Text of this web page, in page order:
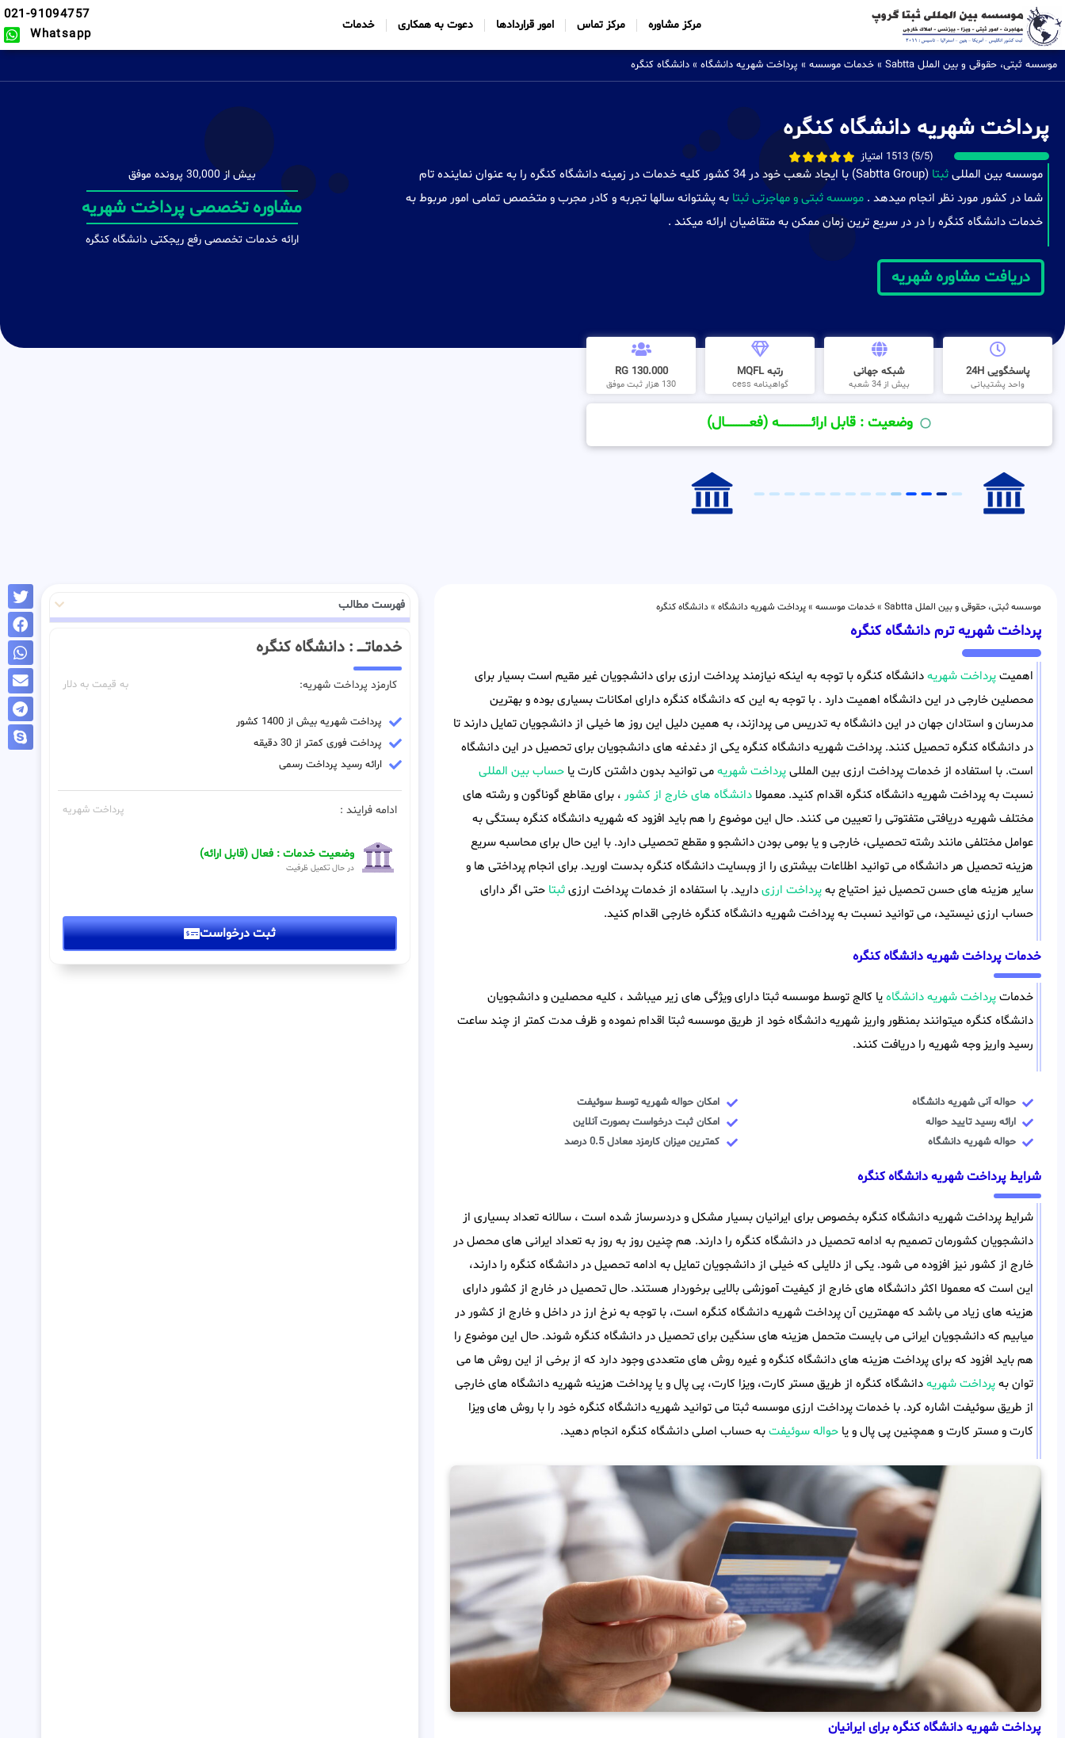
مرکز مشاوره مرکز تماس امور قراردادها دعوت به همکاری خدمات
021-91094757
Whatsapp
موسسه ثبتی، حقوقی و بین الملل Sabtta » خدمات موسسه » پرداخت شهریه دانشگاه » دانشگاه کنگره
پرداخت شهریه دانشگاه کنگره
(5/5) 1513 امتیاز
موسسه بین المللیثبتا
(Sabtta Group) با ایجاد شعب خود در 34 کشور کلیه خدمات در زمینه دانشگاه کنگره را به عنوان نماینده تام
شما در کشور مورد نظر انجام میدهد . موسسه ثبتی و مهاجرتی ثبتا به پشتوانه سالها تجربه و کادر مجرب و متخصص تمامی امور مربوط به
خدمات دانشگاه کنگره را در در سریع ترین زمان ممکن به متقاضیان ارائه میکند .
دریافت مشاوره شهریه
بیش از 30,000 پرونده موفق
دفاعیه های تخصصی
ارائه خدمات تخصصی رفع ریجکتی دانشگاه کنگره
پاسخگویی 24H
واحد پشتیبانی
شبکه جهانی
بیش از 34 شعبه
رتبه MQFL
گواهینامه cess
130.000 RG
130 هزار ثبت موفق
وضعیت : قابل ارائــــــــــــــــــــه (فعـــــــــــــــال)
موسسه ثبتی، حقوقی و بین الملل Sabtta »خدمات موسسه »پرداخت شهریه دانشگاه »دانشگاه کنگره
پرداخت شهریه ترم دانشگاه کنگره
اهمیتپرداخت شهریهدانشگاه کنگره با توجه به اینکه نیازمند پرداخت ارزی برای دانشجویان غیر مقیم است بسیار برای
محصلین خارجی در این دانشگاه اهمیت دارد . با توجه به این که دانشگاه کنگره دارای امکانات بسیاری بوده و بهترین
مدرسان و استادان جهان در این دانشگاه به تدریس می پردازند، به همین دلیل این روز ها خیلی از دانشجویان تمایل دارند تا
در دانشگاه کنگره تحصیل کنند. پرداخت شهریه دانشگاه کنگره یکی از دغدغه های دانشجویان برای تحصیل در این دانشگاه
است. با استفاده از خدمات پرداخت ارزی بین المللیپرداخت شهریهمی توانید بدون داشتن کارت یا حساب بین المللی
نسبت به پرداخت شهریه دانشگاه کنگره اقدام کنید. معمولا دانشگاه های خارج از کشور ، برای مقاطع گوناگون و رشته های
مختلف شهریه دریافتی متفتوتی را تعیین می کنند. حال این موضوع را هم باید افزود که شهریه دانشگاه کنگره بستگی به
عوامل مختلفی مانند رشته تحصیلی، خارجی و یا بومی بودن دانشجو و مقطع تحصیلی دارد. با این حال برای محاسبه سریع
هزینه تحصیل هر دانشگاه می توانید اطلاعات بیشتری را از وبسایت دانشگاه کنگره بدست اورید. برای انجام پرداختی ها و
سایر هزینه های حسن تحصیل نیز احتیاج بهپرداخت ارزیدارید. با استفاده از خدمات پرداخت ارزیثبتا حتی اگر دارای
حساب ارزی نیستید، می توانید نسبت به پرداخت شهریه دانشگاه کنگره خارجی اقدام کنید.
خدمات پرداخت شهریه دانشگاه کنگره
خدماتپرداخت شهریه دانشگاهیا کالج توسط موسسه ثبتا دارای ویژگی های زیر میباشد ، کلیه محصلین و دانشجویان
دانشگاه کنگره میتوانند بمنظور واریز شهریه دانشگاه خود از طریق موسسه ثبتا اقدام نموده و ظرف مدت کمتر از چند ساعت
رسید واریز وجه شهریه را دریافت کنند.
حواله آنی شهریه دانشگاه
ارائه رسید تایید حواله
حواله شهریه دانشگاه
امکان حواله شهریه توسط سوئیفت
امکان ثبت درخواست بصورت آنلاین
کمترین میزان کارمزد معادل 0.5 درصد
شرایط پرداخت شهریه دانشگاه کنگره
شرایط پرداخت شهریه دانشگاه کنگره بخصوص برای ایرانیان بسیار مشکل و دردسرساز شده است ، سالانه تعداد بسیاری از
دانشجویان کشورمان تصمیم به ادامه تحصیل در دانشگاه کنگره را دارند. هم چنین روز به روز به تعداد ایرانی های محصل در
خارج از کشور نیز افزوده می شود. یکی از دلایلی که خیلی از دانشجویان تمایل به ادامه تحصیل در دانشگاه کنگره را دارند،
این است که معمولا اکثر دانشگاه های خارج از کیفیت آموزشی بالایی برخوردار هستند. حال تحصیل در خارج از کشور دارای
هزینه های زیاد می باشد که مهمترین آن پرداخت شهریه دانشگاه کنگره است، با توجه به نرخ ارز در داخل و خارج از کشور در
میابیم که دانشجویان ایرانی می بایست متحمل هزینه های سنگین برای تحصیل در دانشگاه کنگره شوند. حال این موضوع را
هم باید افزود که برای پرداخت هزینه های دانشگاه کنگره و غیره روش های متعددی وجود دارد که از برخی از این روش ها می
توان بهپرداخت شهریهدانشگاه کنگره از طریق مستر کارت، ویزا کارت، پی پال و یا پرداخت هزینه شهریه دانشگاه های خارجی
از طریق سوئیفت اشاره کرد. با خدمات پرداخت ارزی موسسه ثبتا می توانید شهریه دانشگاه کنگره خود را با روش های ویزا
کارت و مستر کارت و همچنین پی پال و یا حواله سوئیفتبه حساب اصلی دانشگاه کنگره انجام دهید.
پرداخت شهریه دانشگاه کنگره برای ایرانیان
فهرست مطالب
خدماتـــــ : دانشگاه کنگره
کارمزد پرداخت شهریه: به قیمت به دلار
پرداخت شهریه بیش از 1400 کشور
پرداخت فوری کمتر از 30 دقیقه
ارائه رسید پرداخت رسمی
ادامه فرایند : پرداخت شهریه
وضعیت خدمات : فعال (قابل ارائه)
در حال تکمیل ظرفیت
ثبت درخواست